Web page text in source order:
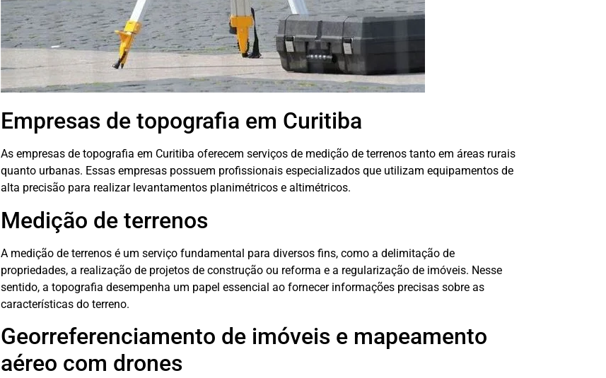
Empresas de topografia em Curitiba
As empresas de topografia em Curitiba oferecem serviços de medição de terrenos tanto em áreas rurais
quanto urbanas. Essas empresas possuem profissionais especializados que utilizam equipamentos de
alta precisão para realizar levantamentos planimétricos e altimétricos.
Medição de terrenos
A medição de terrenos é um serviço fundamental para diversos fins, como a delimitação de
propriedades, a realização de projetos de construção ou reforma e a regularização de imóveis. Nesse
sentido, a topografia desempenha um papel essencial ao fornecer informações precisas sobre as
características do terreno.
Georreferenciamento de imóveis e mapeamento
aéreo com drones